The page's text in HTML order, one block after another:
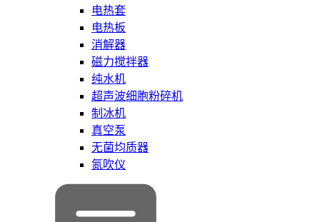
电热套
电热板
消解器
磁力搅拌器
纯水机
超声波细胞粉碎机
制冰机
真空泵
无菌均质器
氮吹仪